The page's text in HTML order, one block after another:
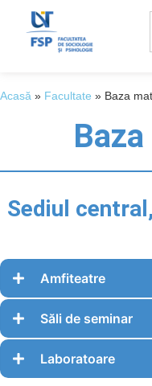
Acasă » Facultate » Baza
Sediul
Amfiteatre
Săli de seminar
Laboratoare